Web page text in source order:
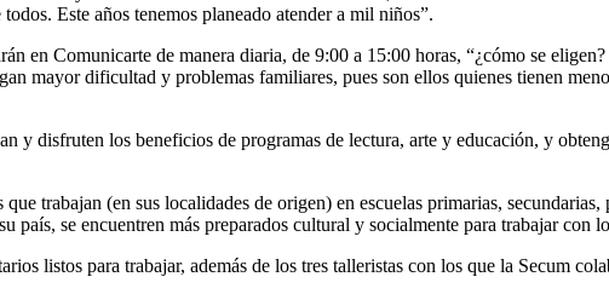
Este años tenemos planeado atender a mil niños”.
en Comunicarte de manera diaria, de 9:00 a 15:00 horas, “¿cómo se
mayor dificultad y problemas familiares, pues son ellos quienes tienen
y disfruten los beneficios de programas de lectura, arte y educación, y
trabajan (en sus localidades de origen) en escuelas primarias,
país, se encuentren más preparados cultural y socialmente para trabajar con
listos para trabajar, además de los tres talleristas con los que la Secum